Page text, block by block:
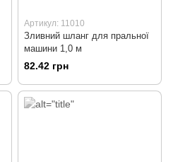
Артикул: 11010
Зливний шланг для пральної
машини 1,0 м
82.42 грн